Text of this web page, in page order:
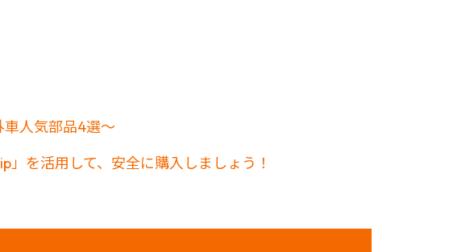
人気部品4選〜
」を活用して、安全に購入しましょう！